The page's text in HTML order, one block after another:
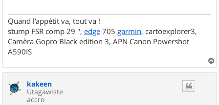
Quand l'appétit va, tout va !
stump FSR comp 29 ", edge 705 garmin, cartoexplorer3,
Camèra Gopro Black edition 3, APN Canon Powershot
A590IS
a
kakeen
Utagawiste
accro